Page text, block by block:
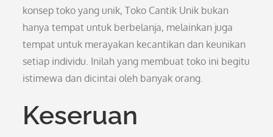
konsep toko yang unik, Toko Cantik Unik bukan
hanya tempat untuk berbelanja, melainkan juga
tempat untuk merayakan kecantikan dan keunikan
setiap individu. Inilah yang membuat toko ini begitu
istimewa dan dicintai oleh banyak orang.
Keseruan